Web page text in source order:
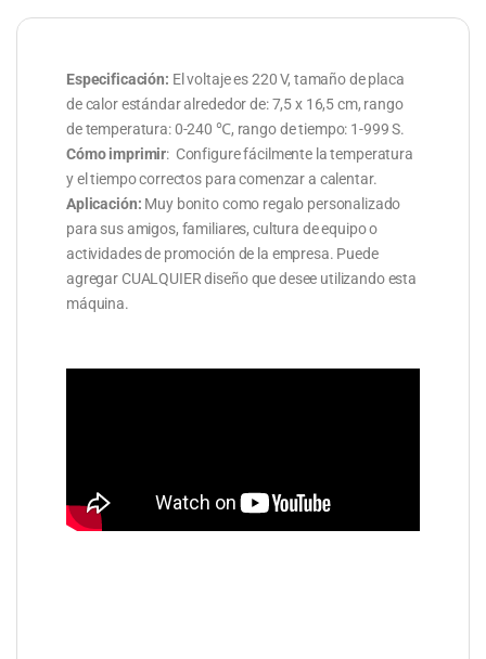
Especificación: El voltaje es 220 V, tamaño de placa
de calor estándar alrededor de: 7,5 x 16,5 cm, rango
de temperatura: 0-240 ℃, rango de tiempo: 1-999 S.
Cómo imprimir: Configure fácilmente la temperatura
y el tiempo correctos para comenzar a calentar.
Aplicación: Muy bonito como regalo personalizado
para sus amigos, familiares, cultura de equipo o
actividades de promoción de la empresa. Puede
agregar CUALQUIER diseño que desee utilizando esta
máquina.